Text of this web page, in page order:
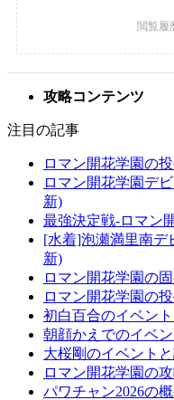
攻略コンテンツ
注目の記事
ロマン開花学園の
ロマン開花学園デ
新)
最強決定戦-ロマン
[水着]泡瀬満里南デ
新)
ロマン開花学園の
ロマン開花学園の
初白百合のイベン
朝顔かえでのイベ
大桜剛のイベント
ロマン開花学園の
パワチャン2026の